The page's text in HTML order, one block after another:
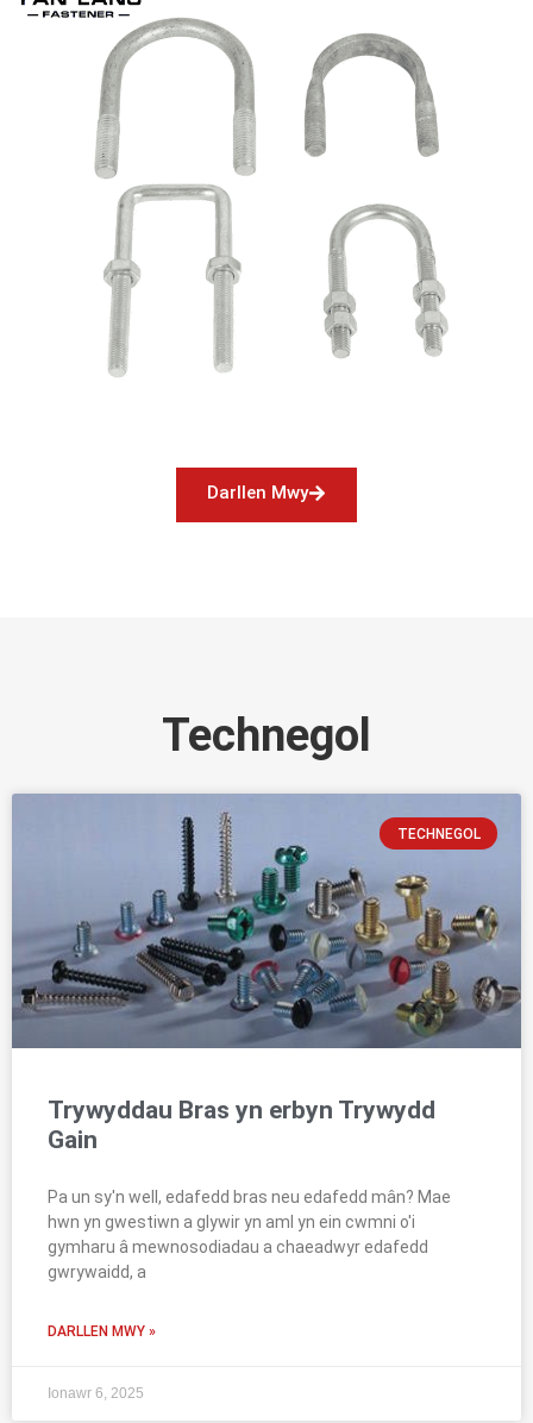
Darllen Mwy
Technegol
TECHNEGOL
Trywyddau Bras yn erbyn Trywydd
Gain
Pa un sy'n well, edafedd bras neu edafedd mân? Mae
hwn yn gwestiwn a glywir yn aml yn ein cwmni o'i
gymharu â mewnosodiadau a chaeadwyr edafedd
gwrywaidd, a
DARLLEN MWY »
Ionawr 6, 2025